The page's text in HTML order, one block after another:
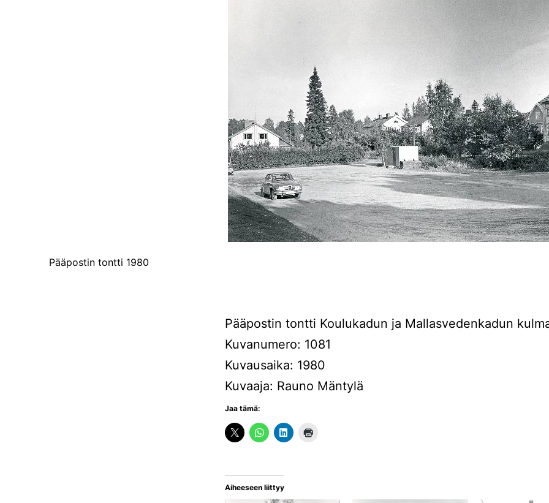
Pääpostin tontti 1980
Pääpostin tontti Koulukadun ja Mallasvedenkadun
Kuvanumero: 1081
Kuvausaika: 1980
Kuvaaja: Rauno Mäntylä
Jaa tämä:
Aiheeseen liittyy